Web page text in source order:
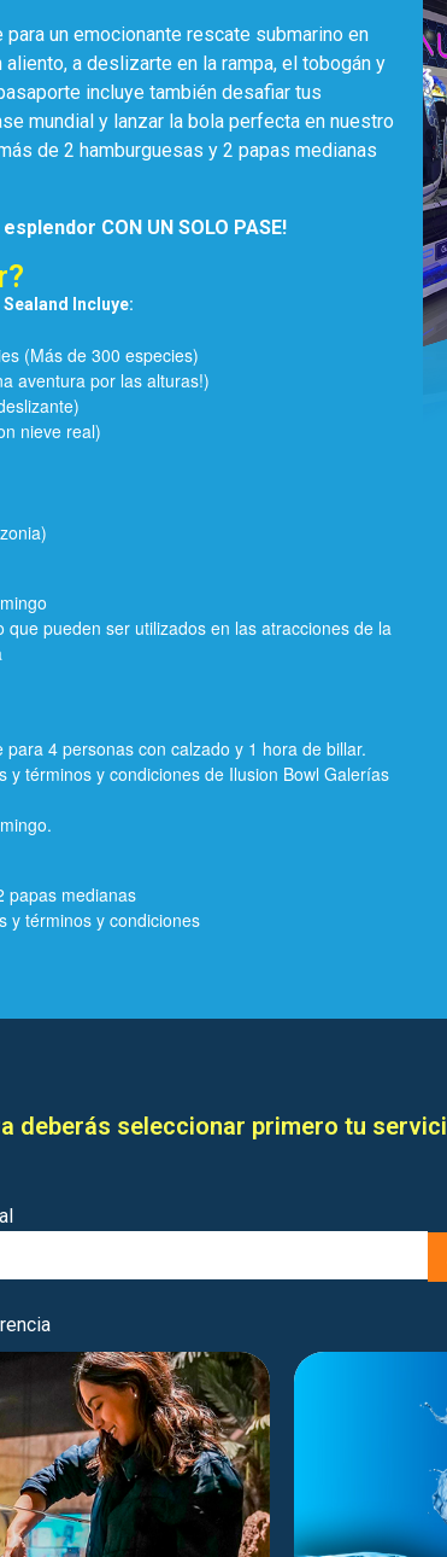
para un emocionante rescate submarino en
a deslizarte en la rampa, el tobogán y
incluye también desafiar tus
mundial y lanzar la bola perfecta en nuestro
de 2 hamburguesas y 2 papas medianas
CON UN SOLO PASE!
Incluye:
(Más de 300 especies)
aventura por las alturas!)
nieve real)
que pueden ser utilizados en las atracciones de la
para 4 personas con calzado y 1 hora de billar.
y términos y condiciones de Ilusion Bowl Galerías
papas medianas
y términos y condiciones
deberás seleccionar primero tu